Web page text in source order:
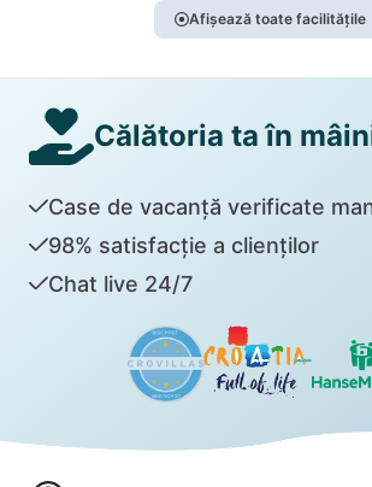
Afișează toate facilitățile
Călătoria ta în
Case de vacanță verificate
98% satisfacție a clienților
Chat live 24/7